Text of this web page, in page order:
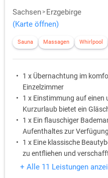
Sachsen
Erzgebirge
(Karte öffnen)
Sauna Massagen Whirlpool
1 x Übernachtung im
Einzelzimmer
1 x Einstimmung auf einen
Kurzurlaub bietet ein
1 x Ein flauschiger
Aufenthaltes zur Verfügung
1 x Eine klassische
zu entfliehen und
1 x Auf dem Zimmer steht
+ Alle 11 Leistungen